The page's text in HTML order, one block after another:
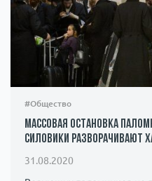
#Общество
Массовая остановка
силовики разворачивают
31.08.2020